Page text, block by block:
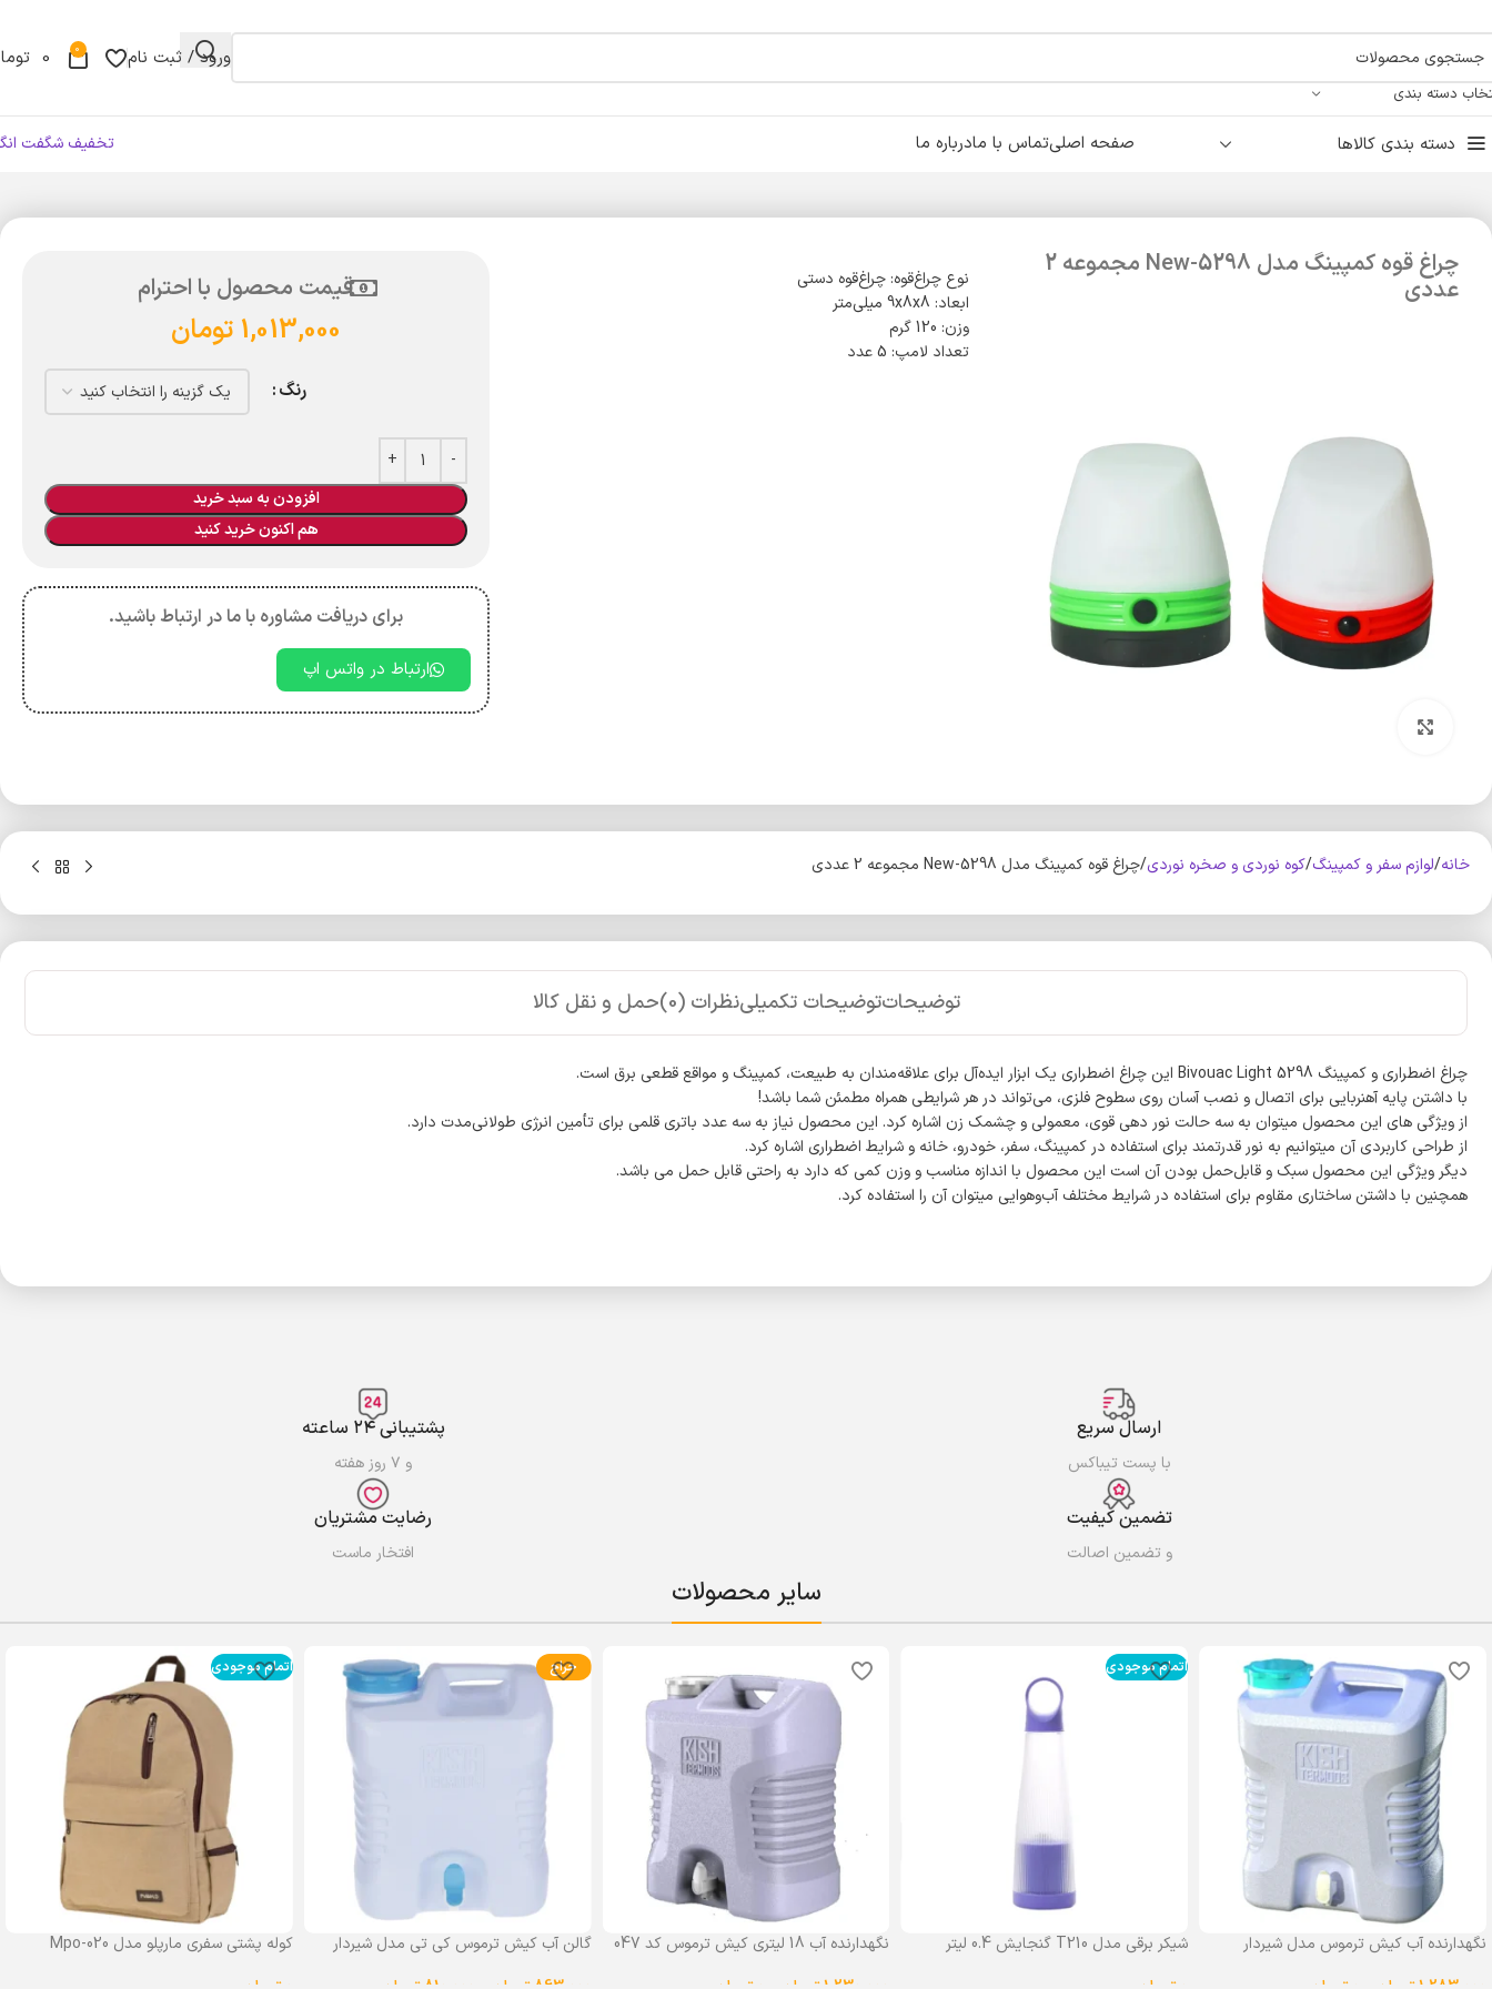
دسته بندی
ورود / ثبت نام 0
0
دسته بندی کالاها صفحه اصلیتماس با مادرباره ما تخفیف شگفت
چراغ قوه کمپینگ مدل New-5298 مجموعه 2
عددی
نوع چراغ‌قوه: چراغ‌قوه دستی
ابعاد: 9x8x8 میلی‌متر
وزن: 120 گرم
تعداد لامپ: 5 عدد
قیمت محصول با احترام
1,013,000 تومان
رنگ
افزودن به سبد خرید
هم اکنون خرید کنید
برای دریافت مشاوره با ما در ارتباط باشید.
ارتباط در واتس اپ
خانه لوازم سفر و کمپینگ کوه‌ نوردی و صخره نوردی چراغ قوه کمپینگ مدل New-5298 مجموعه 2 عددی
توضیحاتتوضیحات تکمیلینظرات (0) حمل و نقل کالا
چراغ اضطراری و کمپینگ Bivouac Light 5298 این چراغ اضطراری یک ابزار ایده‌آل برای علاقه‌مندان به طبیعت، کمپینگ و مواقع قطعی برق است.
با داشتن پایه آهنربایی برای اتصال و نصب آسان روی سطوح فلزی، می‌تواند در هر شرایطی همراه مطمئن شما باشد!
از ویژگی های این محصول میتوان به سه حالت نور دهی قوی، معمولی و چشمک زن اشاره کرد. این محصول نیاز به سه عدد باتری قلمی برای تأمین انرژی طولانی‌مدت دارد.
از طراحی کاربردی آن میتوانیم به نور قدرتمند برای استفاده در کمپینگ، سفر، خودرو، خانه و شرایط اضطراری اشاره کرد.
دیگر ویژگی این محصول سبک و قابل‌حمل بودن آن است این محصول با اندازه مناسب و وزن کمی که دارد به راحتی قابل حمل می باشد.
همچنین با داشتن ساختاری مقاوم برای استفاده در شرایط مختلف آب‌وهوایی میتوان آن را استفاده کرد.
ارسال سریع
با پست تیباکس
پشتیبانی ۲۴ ساعته
و ۷ روز هفته
تضمین کیفیت
و تضمین اصالت
رضایت مشتریان
افتخار ماست
سایر محصولات
نگهدارنده آب کیش ترموس مدل شیردار
اتمام موجودی
شیکر برقی مدل T210 گنجایش 0.4 لیتر
نگهدارنده آب 18 لیتری کیش ترموس کد 047
حراج
گالن آب کیش ترموس کی تی مدل شیردار
اتمام موجودی
کوله پشتی سفری مارپلو مدل Mpo-020